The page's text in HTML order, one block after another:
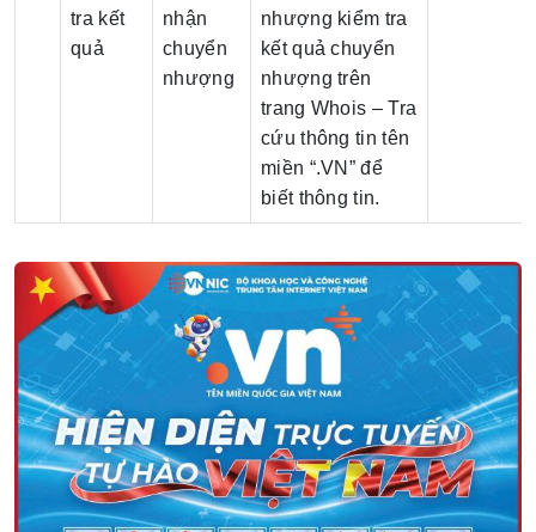
tra kết
quả
nhận
chuyển
nhượng
nhượng kiểm tra
kết quả chuyển
nhượng trên
trang Whois – Tra
cứu thông tin tên
miền “.VN” để
biết thông tin.